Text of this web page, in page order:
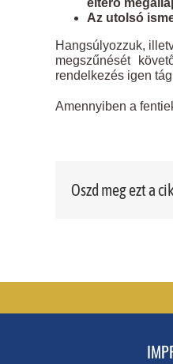
eltérő
Az utolsó
Hangsúlyozzuk,
megszűnését
rendelkezés igen
Amennyiben a
Oszd meg ezt a